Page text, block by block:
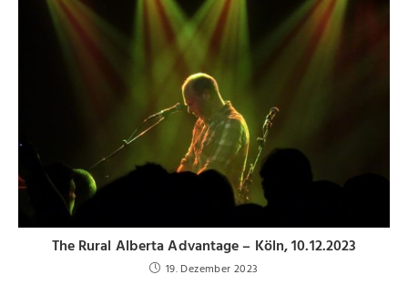
The Rural Alberta Advantage – Köln, 10.12.2023
19. Dezember 2023